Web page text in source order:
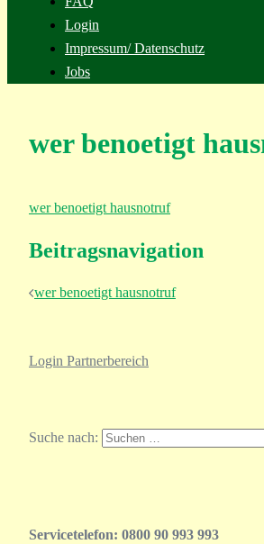
Login
Impressum/ Datenschutz
Jobs
wer benoetigt
wer benoetigt hausnotruf
Beitragsnavigation
wer benoetigt hausnotruf
Login Partnerbereich
Suche nach:
Servicetelefon: 0800 90 993 993